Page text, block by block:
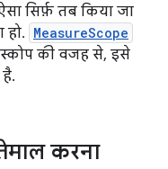
सिर्फ़ तब किया जा
MeasureScope
की वजह से, इसे
करना